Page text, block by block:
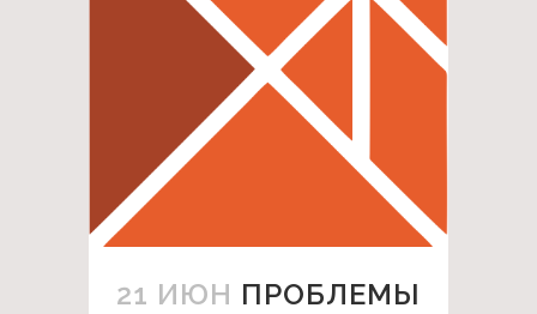
21 ИЮН ПРОБЛЕМЫ